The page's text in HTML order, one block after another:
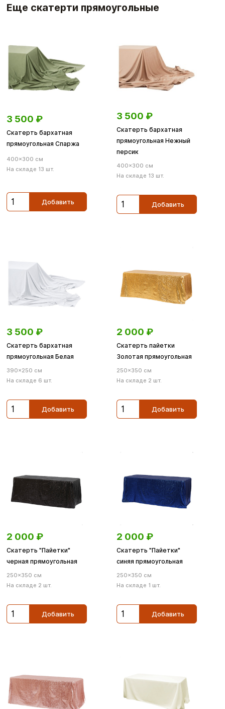
Еще скатерти прямоугольные
3 500 ₽
Скатерть бархатная
прямоугольная Спаржа
400×300 см
На складе 13 шт.
Добавить
3 500 ₽
Скатерть бархатная
прямоугольная Нежный
персик
400×300 см
На складе 13 шт.
Добавить
3 500 ₽
Скатерть бархатная
прямоугольная Белая
390×250 см
На складе 6 шт.
Добавить
2 000 ₽
Скатерть пайетки
Золотая прямоугольная
250×350 см
На складе 2 шт.
Добавить
2 000 ₽
Скатерть "Пайетки"
черная прямоугольная
250×350 см
На складе 2 шт.
Добавить
2 000 ₽
Скатерть "Пайетки"
синяя прямоугольная
250×350 см
На складе 1 шт.
Добавить